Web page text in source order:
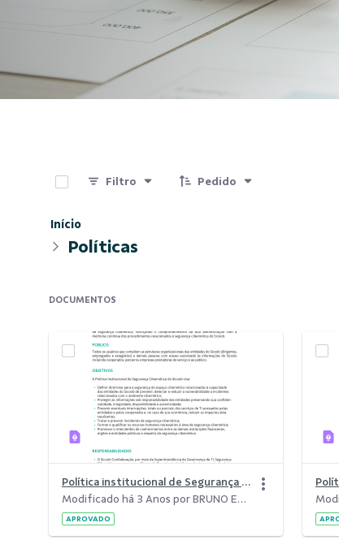
Filtro Pedido
Início
Políticas
DOCUMENTOS
Política institucional de Segurança Cibernética.pdf
Modificado há 3 Anos por BRUNO EDUARDO BERTOLO CANCHERINI.
APROVADO